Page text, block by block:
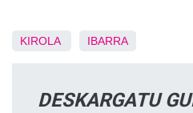
KIROLA IBARRA
DESKARGATU